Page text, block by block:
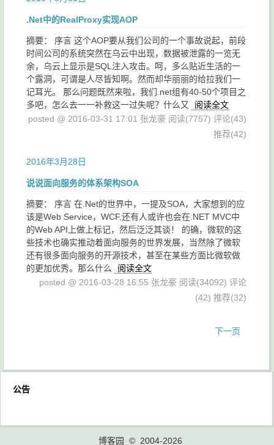
.Net中的RealProxy实现AOP
摘要： 序言 这个AOP要从我们公司的一个事故说起，前段
时间公司的系统突然在乌云中出现，数据被泄露的一览无
余，乌云上显示是SQL注入攻击。呵，多么贴近生活的一
个露洞，可谓是人尽皆知啊。然而却华丽丽的给拉我们一
记耳光。 那么问题既然来啦，我们.net组有40-50个项目之
多吧，怎么去一一补救这一过失呢？什么又
阅读全文
posted @ 2016-03-31 17:01 张龙豪 阅读(7757) 评论(43)
推荐(42)
2016年3月28日
说说面向服务的体系架构SOA
摘要： 序言 在.Net的世界中，一提及SOA，大家想到的应
该是Web Service，WCF,还有人或许也会在.NET MVC中
的Web API上做上标记，然后泛泛其谈！ 的确，微软的这
些技术也确实推动着面向服务的世界发展，当然除了微软
还有很多面向服务的开源技术，甚至在某些方面比微软做
的更加优秀。那么什么
阅读全文
posted @ 2016-03-28 16:55 张龙豪 阅读(34092) 评论
(42) 推荐(32)
下一页
公告
博客园 © 2004-2026